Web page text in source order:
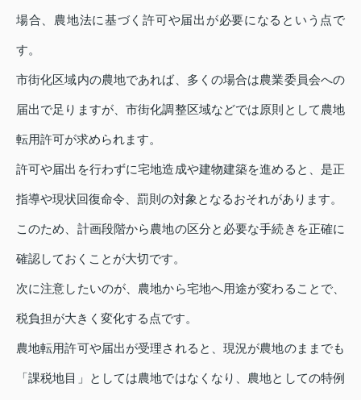
場合、農地法に基づく許可や届出が必要になるという点で
す。
市街化区域内の農地であれば、多くの場合は農業委員会への
届出で足りますが、市街化調整区域などでは原則として農地
転用許可が求められます。
許可や届出を行わずに宅地造成や建物建築を進めると、是正
指導や現状回復命令、罰則の対象となるおそれがあります。
このため、計画段階から農地の区分と必要な手続きを正確に
確認しておくことが大切です。
次に注意したいのが、農地から宅地へ用途が変わることで、
税負担が大きく変化する点です。
農地転用許可や届出が受理されると、現況が農地のままでも
「課税地目」としては農地ではなくなり、農地としての特例